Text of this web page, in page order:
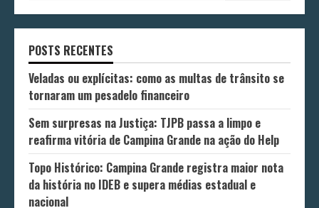
POSTS RECENTES
Veladas ou explícitas: como as multas de trânsito se
tornaram um pesadelo financeiro
Sem surpresas na Justiça: TJPB passa a limpo e
reafirma vitória de Campina Grande na ação do Help
Topo Histórico: Campina Grande registra maior nota
da história no IDEB e supera médias estadual e
nacional